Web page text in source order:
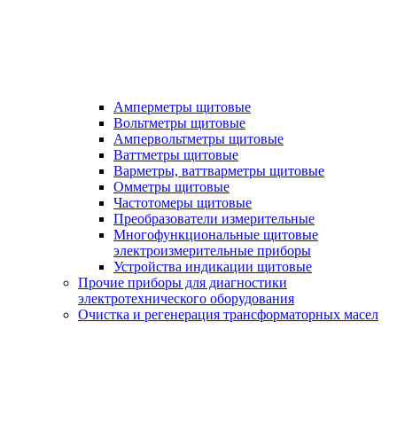
Амперметры щитовые
Вольтметры щитовые
Ампервольтметры щитовые
Ваттметры щитовые
Варметры, ваттварметры щитовые
Омметры щитовые
Частотомеры щитовые
Преобразователи измерительные
Многофункциональные щитовые
электроизмерительные приборы
Устройства индикации щитовые
Прочие приборы для диагностики
электротехнического оборудования
Очистка и регенерация трансформаторных масел